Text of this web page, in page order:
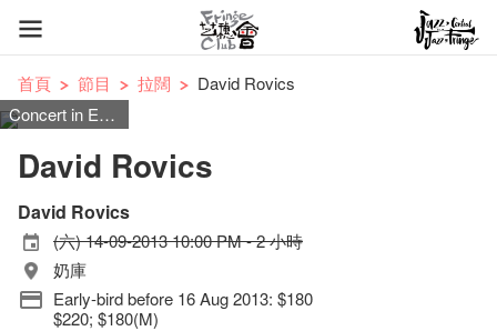
首頁 節目 拉闊
David Rovics
Concert in English
David Rovics
David Rovics
(六) 14-09-2013 10:00 PM - 2 小時
奶庫
Early-bird before 16 Aug 2013: $180
$220; $180(M)